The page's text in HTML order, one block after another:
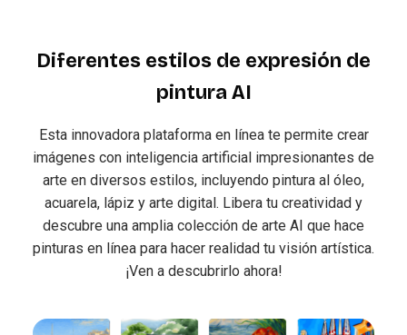
Diferentes estilos de expresión de
pintura AI
Esta innovadora plataforma en línea te permite crear
imágenes con inteligencia artificial impresionantes de
arte en diversos estilos, incluyendo pintura al óleo,
acuarela, lápiz y arte digital. Libera tu creatividad y
descubre una amplia colección de arte AI que hace
pinturas en línea para hacer realidad tu visión artística.
¡Ven a descubrirlo ahora!